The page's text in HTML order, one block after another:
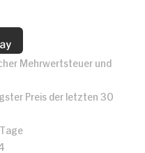
Mehrwertsteuer und
Preis der letzten 30